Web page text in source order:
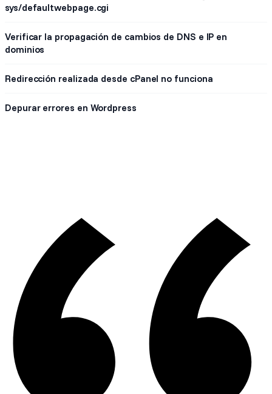
sys/defaultwebpage.cgi
Verificar la propagación de cambios de DNS e IP en
dominios
Redirección realizada desde cPanel no funciona
Depurar errores en Wordpress